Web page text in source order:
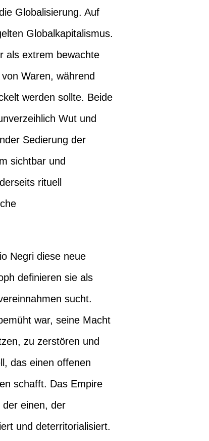
Globalisierung. Auf
Globalkapitalismus.
als extrem bewachte
Waren, während
werden sollte. Beide
Wut und
Sedierung der
sichtbar und
rituell
Negri diese neue
definieren sie als
sucht.
war, seine Macht
zu zerstören und
das einen offenen
schafft. Das Empire
der einen, der
und deterritorialisiert.